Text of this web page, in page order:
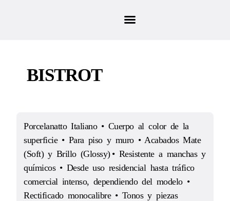
BISTROT
Porcelanatto Italiano • Cuerpo al color de la
superficie • Para piso y muro • Acabados Mate
(Soft) y Brillo (Glossy) • Resistente a manchas y
químicos • Desde uso residencial hasta tráfico
comercial intenso, dependiendo del modelo •
Rectificado monocalibre • Tonos y piezas